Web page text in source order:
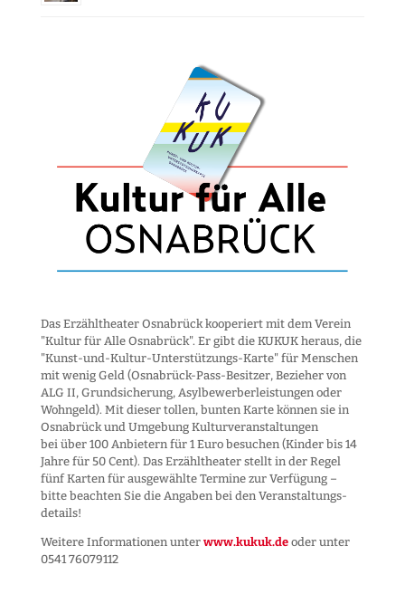
Das Erzähltheater Osnabrück kooperiert mit dem Verein
"Kultur für Alle Osnabrück". Er gibt die KUKUK heraus, die
"Kunst-und-Kultur-Unter­stützungs-Karte" für Menschen
mit wenig Geld (Osnabrück-Pass-Besitzer, Bezieher von
ALG II, Grund­sicherung, Asyl­bewerber­leistungen oder
Wohngeld). Mit dieser tollen, bunten Karte können sie in
Osnabrück und Umgebung Kultur­veranstaltungen
bei über 100 Anbietern für 1 Euro besuchen (Kinder bis 14
Jahre für 50 Cent). Das Erzähltheater stellt in der Regel
fünf Karten für ausgewählte Termine zur Verfügung –
bitte beachten Sie die Angaben bei den Veranstaltungs­
details!
Weitere Informationen unter www.kukuk.deoder unter
0541 76079112